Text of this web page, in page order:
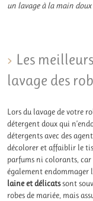
un lavage à la main doux
Les
lavage des
Lors du lavage de votre
détergent doux qui
détergents avec des
décolorer et affaiblir le
parfums ni colorants,
également endommager
laine et délicatssont
robes de mariée, mais